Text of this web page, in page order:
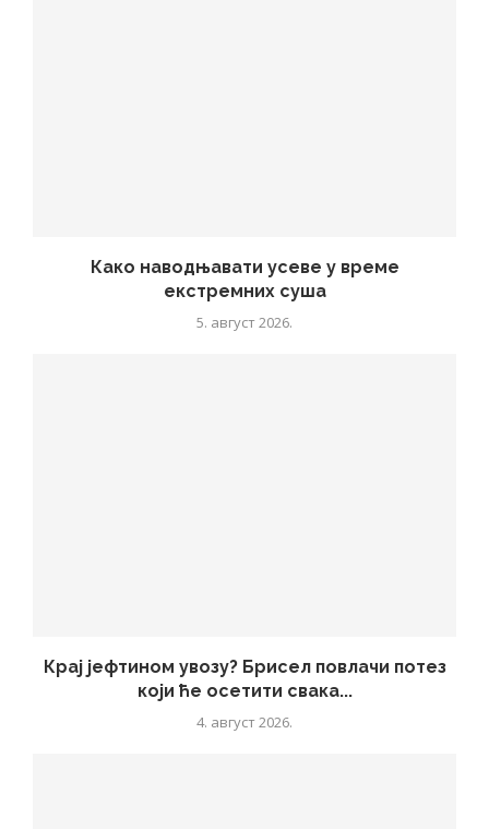
Како наводњавати усеве у време
екстремних суша
5. август 2026.
Крај јефтином увозу? Брисел повлачи потез
који ће осетити свака...
4. август 2026.